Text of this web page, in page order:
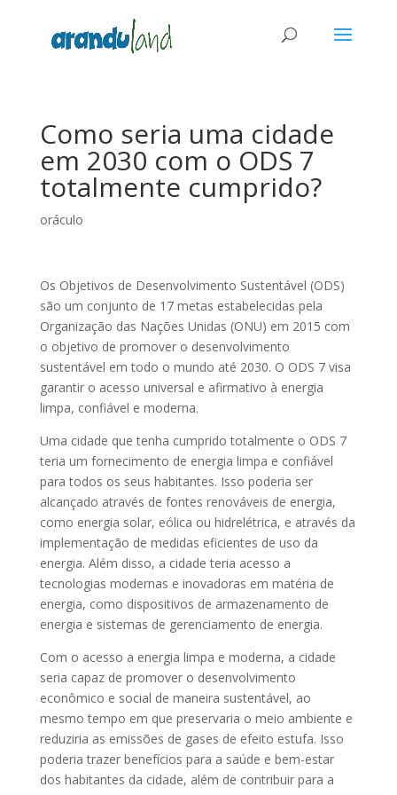
Como seria uma cidade
em 2030 com o ODS 7
totalmente cumprido?
oráculo
Os Objetivos de Desenvolvimento Sustentável (ODS)
são um conjunto de 17 metas estabelecidas pela
Organização das Nações Unidas (ONU) em 2015 com
o objetivo de promover o desenvolvimento
sustentável em todo o mundo até 2030. O ODS 7 visa
garantir o acesso universal e afirmativo à energia
limpa, confiável e moderna.
Uma cidade que tenha cumprido totalmente o ODS 7
teria um fornecimento de energia limpa e confiável
para todos os seus habitantes. Isso poderia ser
alcançado através de fontes renováveis de energia,
como energia solar, eólica ou hidrelétrica, e através da
implementação de medidas eficientes de uso da
energia. Além disso, a cidade teria acesso a
tecnologias modernas e inovadoras em matéria de
energia, como dispositivos de armazenamento de
energia e sistemas de gerenciamento de energia.
Com o acesso a energia limpa e moderna, a cidade
seria capaz de promover o desenvolvimento
econômico e social de maneira sustentável, ao
mesmo tempo em que preservaria o meio ambiente e
reduziria as emissões de gases de efeito estufa. Isso
poderia trazer benefícios para a saúde e bem-estar
dos habitantes da cidade, além de contribuir para a